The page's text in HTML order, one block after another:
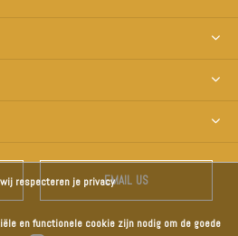
EMAIL US
respecteren je privacy
en functionele cookie zijn nodig om de goede